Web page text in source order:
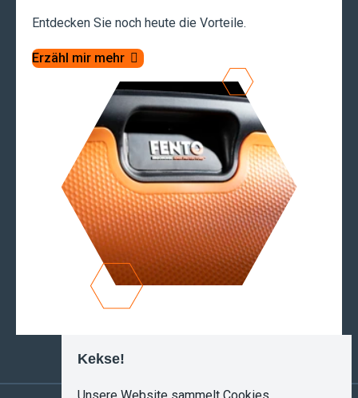
Entdecken Sie noch heute die Vorteile.
Erzähl mir mehr
Kekse!